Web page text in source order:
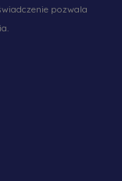
pozwala